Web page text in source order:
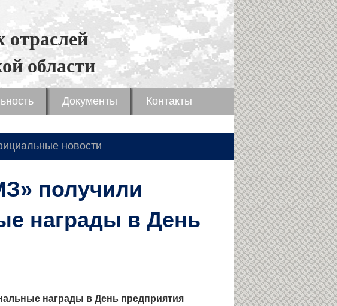
области
Документы Контакты
новости
получили
награды в День
награды в День предприятия